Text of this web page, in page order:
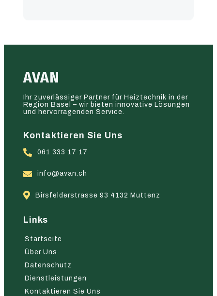
AVAN
Ihr zuverlässiger Partner für Heiztechnik in der
Region Basel – wir bieten innovative Lösungen
und hervorragenden Service.
Kontaktieren Sie Uns
061 333 17 17
info@avan.ch
Birsfelderstrasse 93 4132 Muttenz
Links
Startseite
Über Uns
Datenschutz
Dienstleistungen
Kontaktieren Sie Uns